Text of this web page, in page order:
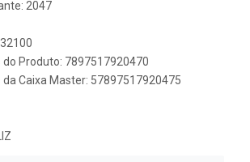
2047
do Produto: 7897517920470
da Caixa Master: 57897517920475